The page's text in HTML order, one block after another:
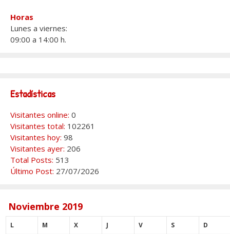
Horas
Lunes a viernes:
09:00 a 14:00 h.
Estadísticas
Visitantes online: 0
Visitantes total: 102261
Visitantes hoy: 98
Visitantes ayer: 206
Total Posts: 513
Último Post: 27/07/2026
Noviembre 2019
L M X J V S D